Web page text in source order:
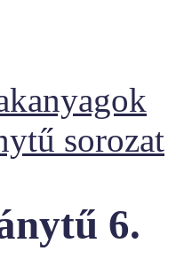
sorozat
6.